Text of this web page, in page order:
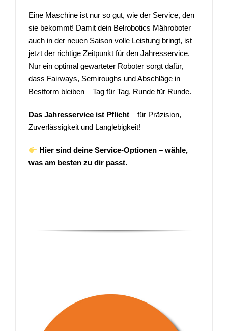
Eine Maschine ist nur so gut, wie der Service, den
sie bekommt! Damit dein Belrobotics Mähroboter
auch in der neuen Saison volle Leistung bringt, ist
jetzt der richtige Zeitpunkt für den Jahresservice.
Nur ein optimal gewarteter Roboter sorgt dafür,
dass Fairways, Semiroughs und Abschläge in
Bestform bleiben – Tag für Tag, Runde für Runde.
Das Jahresservice ist Pflicht– für Präzision,
Zuverlässigkeit und Langlebigkeit!
Hier sind deine Service-Optionen – wähle,
was am besten zu dir passt.